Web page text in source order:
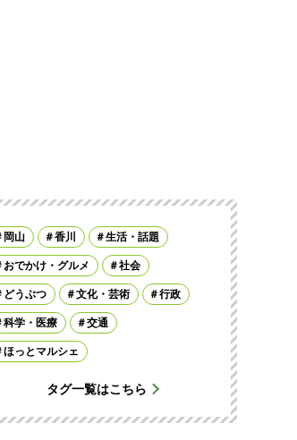
岡山 香川 生活・話題
おでかけ・グルメ 社会
どうぶつ 文化・芸術 行政
科学・医療 交通
ほっとマルシェ
タグ一覧はこちら